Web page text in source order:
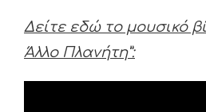
Δείτε εδώ το μουσικό
Άλλο Πλανήτη”: